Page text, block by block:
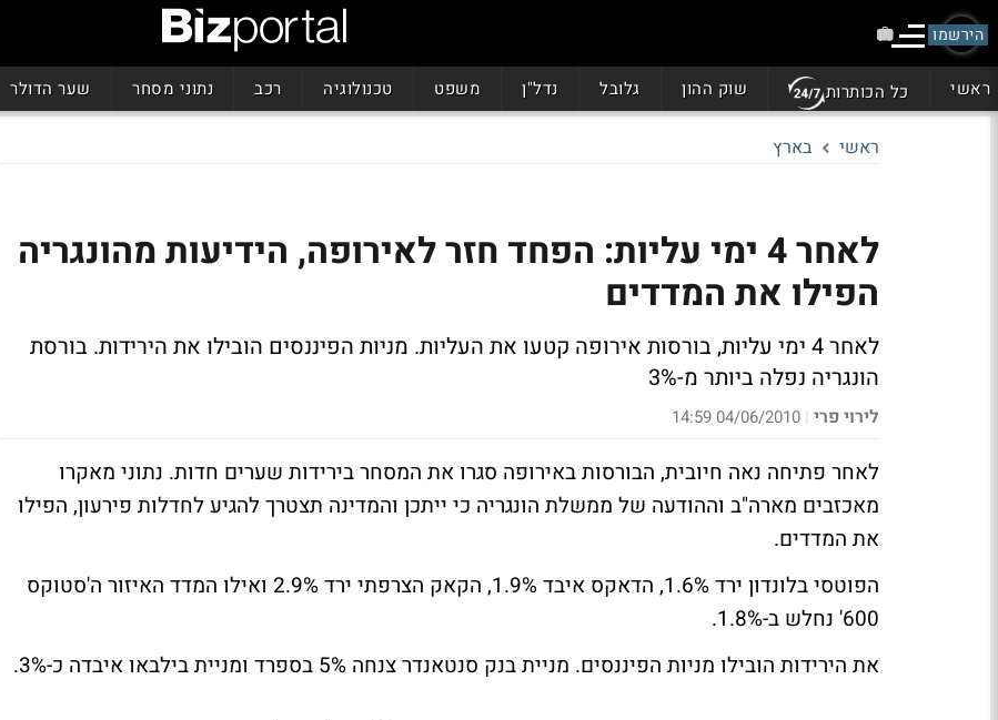
הירשמו
ראשי כל הכותרות שוק ההון גלובל נדל"ן משפט טכנולוגיה רכב נתוני מסחר שער הדולר
ראשי בארץ
לאחר 4 ימי עליות: הפחד חזר לאירופה, הידיעות מהונגריה
הפילו את המדדים
לאחר 4 ימי עליות, בורסות אירופה קטעו את העליות. מניות הפיננסים הובילו את הירידות. בורסת
הונגריה נפלה ביותר מ-3%
לירוי פרי |
04/06/2010 14:59
לאחר פתיחה נאה חיובית, הבורסות באירופה סגרו את המסחר בירידות שערים חדות. נתוני מאקרו
מאכזבים מארה"ב וההודעה של ממשלת הונגריה כי ייתכן והמדינה תצטרך להגיע לחדלות פירעון, הפילו
את המדדים.
הפוטסי בלונדון ירד 1.6%, הדאקס איבד 1.9%, הקאק הצרפתי ירד 2.9% ואילו המדד האיזור ה'סטוקס
600' נחלש ב-1.8%.
את הירידות הובילו מניות הפיננסים. מניית בנק סנטאנדר צנחה 5% בספרד ומניית בילבאו איבדה כ-3%.